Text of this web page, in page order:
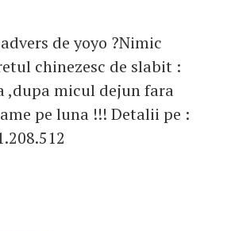
de yoyo ?Nimic
chinezesc de slabit :
,dupa micul dejun fara
pe luna !!! Detalii pe :